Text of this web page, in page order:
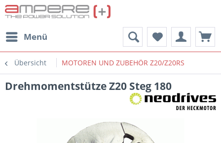
Menü
Übersicht MOTOREN UND ZUBEHÖR Z20/Z20RS
Drehmomentstütze Z20 Steg 180